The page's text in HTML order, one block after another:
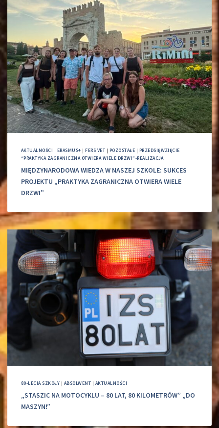
AKTUALNOŚCI | ERASMUS+ |FERS VET | POZOSTAŁE | PRZEDSIĘWZIĘCIE
“PRAKTYKA ZAGRANICZNA OTWIERA WIELE DRZWI”-REALIZACJA
MIĘDZYNARODOWA WIEDZA W NASZEJ SZKOLE: SUKCES
PROJEKTU „PRAKTYKA ZAGRANICZNA OTWIERA WIELE
DRZWI”
80-LECIA SZKOŁY | ABSOLWENT | AKTUALNOŚCI
„STASZIC NA MOTOCYKLU – 80 LAT, 80 KILOMETRÓW” „DO
MASZYN!”